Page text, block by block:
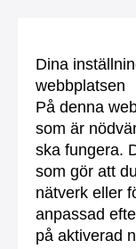
Dina
webbplatsen
På denna
som är
ska fungera.
som gör att
nätverk eller
anpassad
på aktiverad